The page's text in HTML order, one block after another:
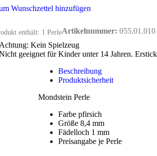
Wunschzettel hinzufügen
enthält: 1 PerleArtikelnummer: 055.01.010
Kein Spielzeug
geeignet für Kinder unter 14 Jahren.
Beschreibung
Produktsicherheit
Mondstein Perle
Farbe pfirsich
Größe 8,4 mm
Fädelloch 1 mm
Preisangabe je Perle